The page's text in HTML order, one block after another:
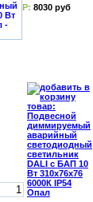
Р: 8030 руб